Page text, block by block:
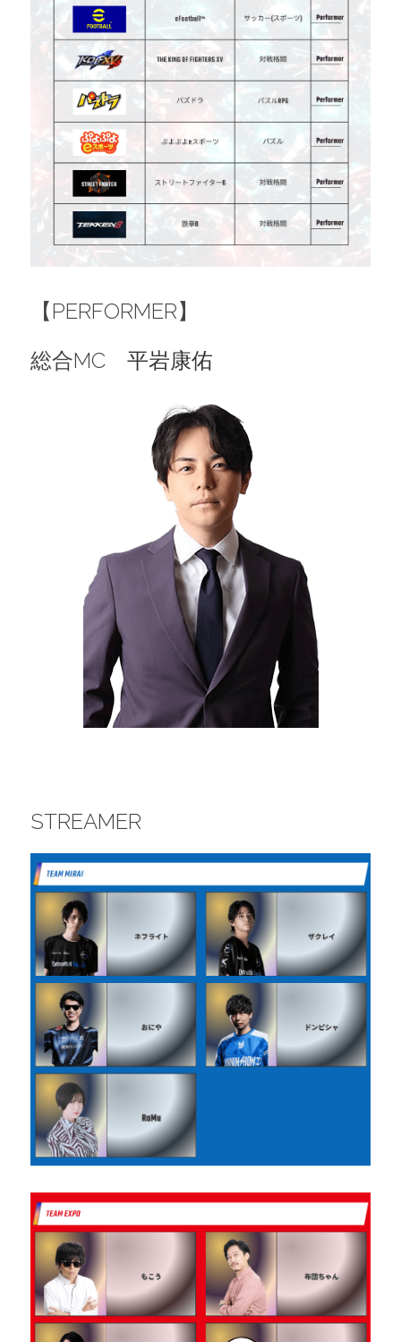
【PERFORMER】
総合MC 平岩康佑
STREAMER